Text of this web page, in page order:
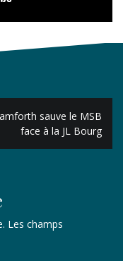
sauve le MSB
face à la JL Bourg
Les champs